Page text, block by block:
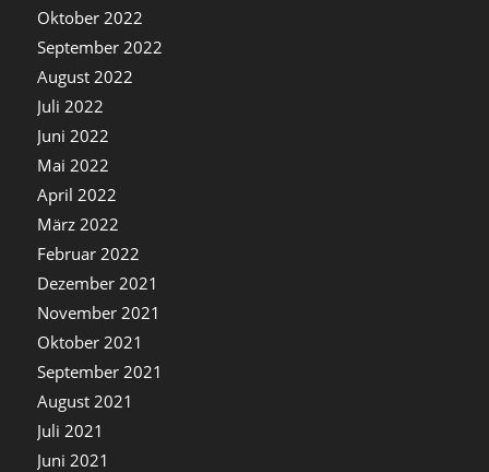
Oktober 2022
September 2022
August 2022
Juli 2022
Juni 2022
Mai 2022
April 2022
März 2022
Februar 2022
Dezember 2021
November 2021
Oktober 2021
September 2021
August 2021
Juli 2021
Juni 2021